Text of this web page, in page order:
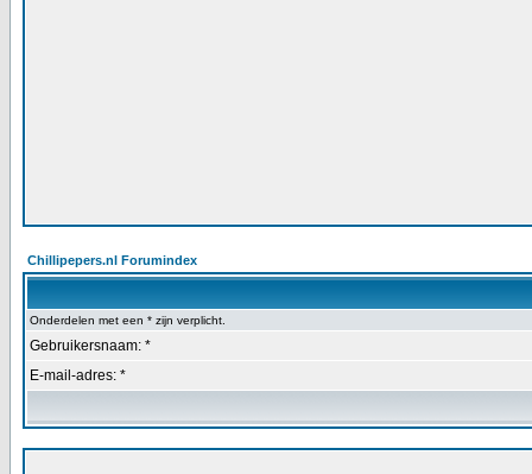
Chillipepers.nl Forumindex
Onderdelen met een * zijn verplicht.
Gebruikersnaam: *
E-mail-adres: *